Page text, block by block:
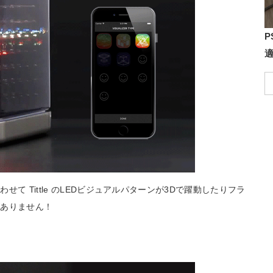
せて Tittle のLEDビジュアルパターンが3Dで躍動したりフラ
りません！